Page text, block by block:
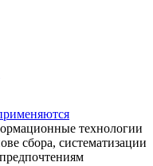
технологии
сбора, систематизации